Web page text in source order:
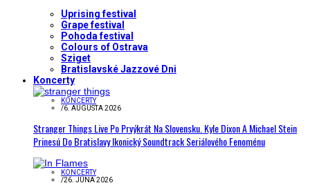
Uprising festival
Grape festival
Pohoda festival
Colours of Ostrava
Sziget
Bratislavské Jazzové Dni
Koncerty
KONCERTY
/6. AUGUSTA 2026
Stranger Things Live Po Prvýkrát Na Slovensku. Kyle Dixon A Michael Stein
Prinesú Do Bratislavy Ikonický Soundtrack Seriálového Fenoménu
KONCERTY
/26. JÚNA 2026